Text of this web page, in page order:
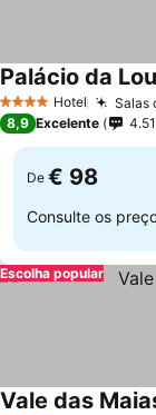
4 EstrelasHotel Salas
Palácio da
8,9 Excelente
De € 98
Consulte os
Escolha popular
Vale das